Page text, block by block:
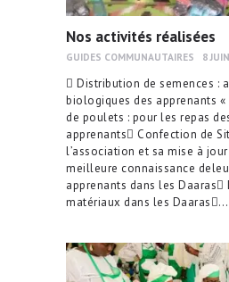
Nos activités réalisées
GUIDES COMMUNAUTAIRES 8
 Distribution de semences :
biologiques des apprenants «
de poulets : pour les repas
apprenants Confection de
l’association et sa mise à
meilleure connaissance
apprenants dans les
matériaux dans les Daaras…